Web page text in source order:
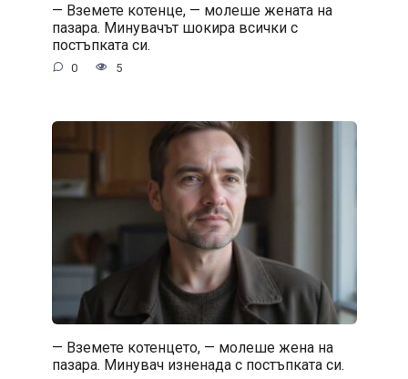
— Вземете котенце, — молеше жената на
пазара. Минувачът шокира всички с
постъпката си.
0 5
— Вземете котенцето, — молеше жена на
пазара. Минувач изненада с постъпката си.